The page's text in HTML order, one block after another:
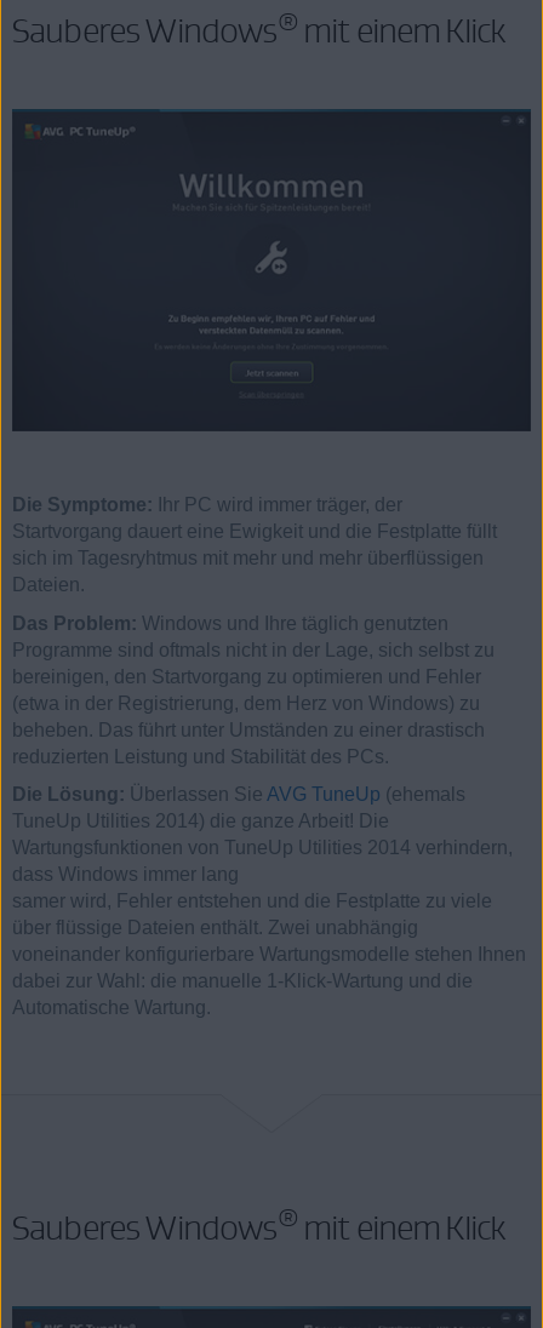
Sauberes Windows®mit einem Klick
Die Symptome: Ihr PC wird immer träger, der
Startvorgang dauert eine Ewigkeit und die Festplatte füllt
sich im Tagesryhtmus mit mehr und mehr überflüssigen
Dateien.
Das Problem: Windows und Ihre täglich genutzten
Programme sind oftmals nicht in der Lage, sich selbst zu
bereinigen, den Startvorgang zu optimieren und Fehler
(etwa in der Registrierung, dem Herz von Windows) zu
beheben. Das führt unter Umständen zu einer drastisch
reduzierten Leistung und Stabilität des PCs.
Die Lösung: Überlassen Sie AVG TuneUp (ehemals
TuneUp Utilities 2014) die ganze Arbeit! Die
Wartungsfunktionen von TuneUp Utilities 2014 verhindern,
dass Windows immer lang
samer wird, Fehler entstehen und die Festplatte zu viele
über flüssige Dateien enthält. Zwei unabhängig
voneinander konfigurierbare Wartungsmodelle stehen Ihnen
dabei zur Wahl: die manuelle 1-Klick-Wartung und die
Automatische Wartung.
Sauberes Windows®mit einem Klick